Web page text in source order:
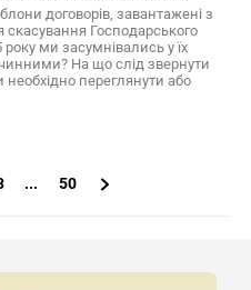
договорів, завантажені з
скасування Господарського
ми засумнівались у їх
чинними? На що слід звернути
необхідно переглянути або
... 50